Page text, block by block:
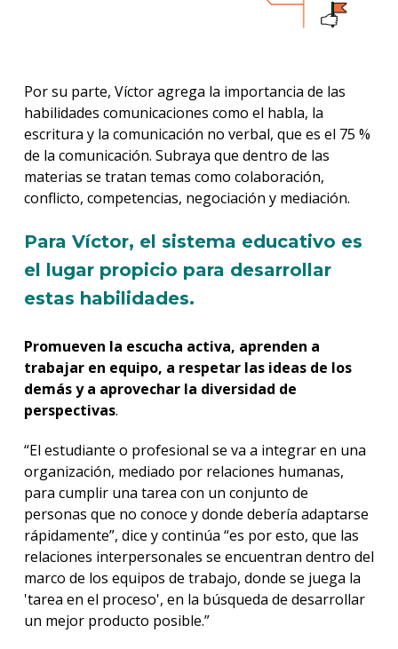
Por su parte, Víctor agrega la importancia de las
habilidades comunicaciones como el habla, la
escritura y la comunicación no verbal, que es el 75 %
de la comunicación. Subraya que dentro de las
materias se tratan temas como colaboración,
conflicto, competencias, negociación y mediación.
Para Víctor, el sistema educativo es
el lugar propicio para desarrollar
estas habilidades.
Promueven la escucha activa, aprenden a
trabajar en equipo, a respetar las ideas de los
demás y a aprovechar la diversidad de
perspectivas.
“El estudiante o profesional se va a integrar en una
organización, mediado por relaciones humanas,
para cumplir una tarea con un conjunto de
personas que no conoce y donde debería adaptarse
rápidamente”, dice y continúa “es por esto, que las
relaciones interpersonales se encuentran dentro del
marco de los equipos de trabajo, donde se juega la
'tarea en el proceso', en la búsqueda de desarrollar
un mejor producto posible.”